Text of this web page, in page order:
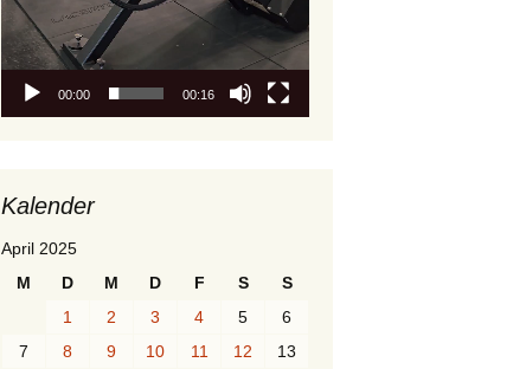
00:00 00:16
Kalender
April 2025
M
D M D F S
S
1
2 3 4 5
6
7
8 9 10 11 12
13